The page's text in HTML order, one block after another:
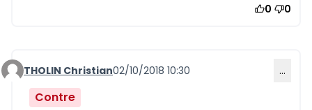
0 0
Commentaire 566
THOLIN Christian02/10/2018 10:30 …
Contre